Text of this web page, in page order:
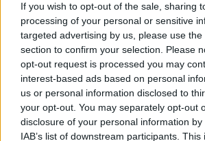
If you wish to opt-out of the sale, sharing
processing of your personal or sensitive
targeted advertising by us, please use
section to confirm your selection. Please
opt-out request is processed you may
interest-based ads based on personal
us or personal information disclosed to
your opt-out. You may separately opt-out
disclosure of your personal information
IAB’s list of downstream participants.